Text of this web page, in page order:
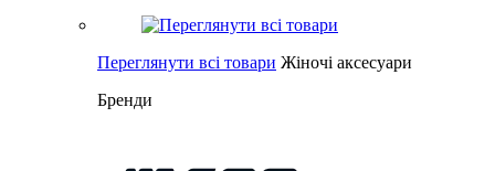
Переглянути всі товари Жіночі аксесуари
Бренди